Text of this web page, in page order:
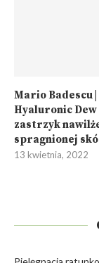
Mario Badescu |
Hyaluronic Dew
zastrzyk
spragnionej
13 kwietnia, 2022